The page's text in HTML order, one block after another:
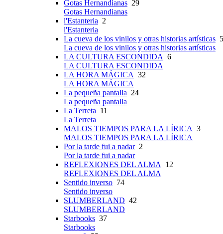
Gotas Hernandianas 29
Gotas Hernandianas
l'Estanteria 2
l'Estanteria
La cueva de los vinilos y otras historias artísticas
La cueva de los vinilos y otras historias artísticas
LA CULTURA ESCONDIDA 6
LA CULTURA ESCONDIDA
LA HORA MÁGICA 32
LA HORA MÁGICA
La pequeña pantalla 24
La pequeña pantalla
La Terreta 11
La Terreta
MALOS TIEMPOS PARA LA LÍRICA 3
MALOS TIEMPOS PARA LA LÍRICA
Por la tarde fui a nadar2
Por la tarde fui a nadar
REFLEXIONES DEL ALMA 12
REFLEXIONES DEL ALMA
Sentido inverso 74
Sentido inverso
SLUMBERLAND 42
SLUMBERLAND
Starbooks 37
Starbooks